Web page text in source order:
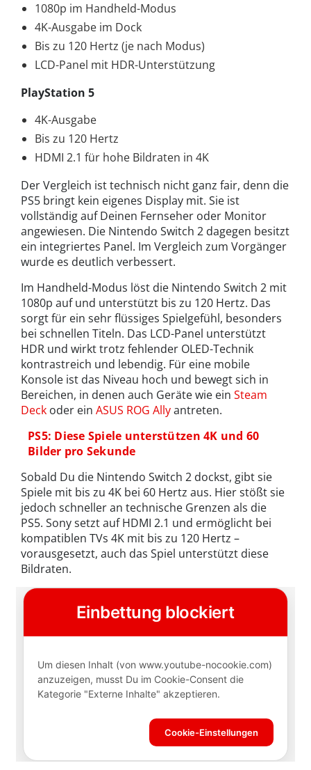
1080p im Handheld-Modus
4K-Ausgabe im Dock
Bis zu 120 Hertz (je nach Modus)
LCD-Panel mit HDR-Unterstützung
PlayStation 5
4K-Ausgabe
Bis zu 120 Hertz
HDMI 2.1 für hohe Bildraten in 4K
Der Vergleich ist technisch nicht ganz fair, denn die
PS5 bringt kein eigenes Display mit. Sie ist
vollständig auf Deinen Fernseher oder Monitor
angewiesen. Die Nintendo Switch 2 dagegen besitzt
ein integriertes Panel. Im Vergleich zum Vorgänger
wurde es deutlich verbessert.
Im Handheld-Modus löst die Nintendo Switch 2 mit
1080p auf und unterstützt bis zu 120 Hertz. Das
sorgt für ein sehr flüssiges Spielgefühl, besonders
bei schnellen Titeln. Das LCD-Panel unterstützt
HDR und wirkt trotz fehlender OLED-Technik
kontrastreich und lebendig. Für eine mobile
Konsole ist das Niveau hoch und bewegt sich in
Bereichen, in denen auch Geräte wie ein Steam
Deck oder ein ASUS ROG Allyantreten.
PS5: Diese Spiele unterstützen 4K und 60
Bilder pro Sekunde
Sobald Du die Nintendo Switch 2 dockst, gibt sie
Spiele mit bis zu 4K bei 60 Hertz aus. Hier stößt sie
jedoch schneller an technische Grenzen als die
PS5. Sony setzt auf HDMI 2.1 und ermöglicht bei
kompatiblen TVs 4K mit bis zu 120 Hertz –
vorausgesetzt, auch das Spiel unterstützt diese
Bildraten.